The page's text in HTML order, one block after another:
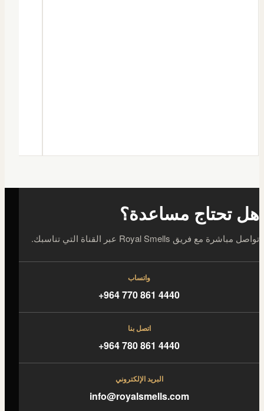
هل تحتاج مساعدة؟
تواصل مباشرة مع فريق Royal Smells عبر القناة التي تناسبك.
واتساب
+964 770 861 4440
اتصل بنا
+964 780 861 4440
البريد الإلكتروني
info@royalsmells.com